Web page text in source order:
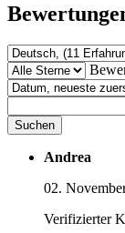
Suchen
Andrea
02.
Verifizierter